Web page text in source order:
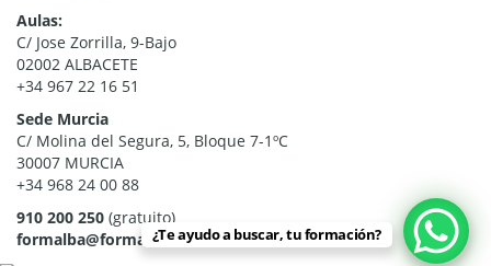
Aulas:
C/ Jose Zorrilla, 9-Bajo
02002 ALBACETE
+34 967 22 16 51
Sede Murcia
C/ Molina del Segura, 5, Bloque 7-1ºC
30007 MURCIA
+34 968 24 00 88
910 200 250 (gratuito)
formalba@formalba.es¿Te ayudo a buscar, tu formación?